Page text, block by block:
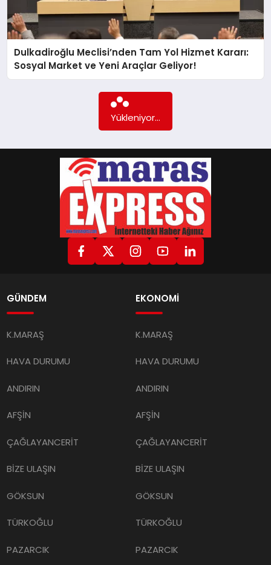
GÖKSUN
TÜRKOĞLU
Dulkadiroğlu Meclisi’nden Tam Yol Hizmet Kararı:
Sosyal Market ve Yeni Araçlar Geliyor!
Yükleniyor...
GÜNDEM
K.MARAŞ
HAVA DURUMU
ANDIRIN
AFŞİN
ÇAĞLAYANCERİT
BİZE ULAŞIN
GÖKSUN
TÜRKOĞLU
PAZARCIK
EKONOMİ
K.MARAŞ
HAVA DURUMU
ANDIRIN
AFŞİN
ÇAĞLAYANCERİT
BİZE ULAŞIN
GÖKSUN
TÜRKOĞLU
PAZARCIK